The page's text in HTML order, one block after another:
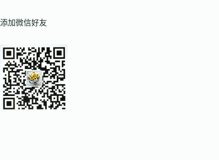
添加微信好友